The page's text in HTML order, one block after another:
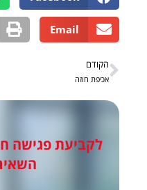
Email
הקודם
אכיפת חוזה
לקביעת פגישה